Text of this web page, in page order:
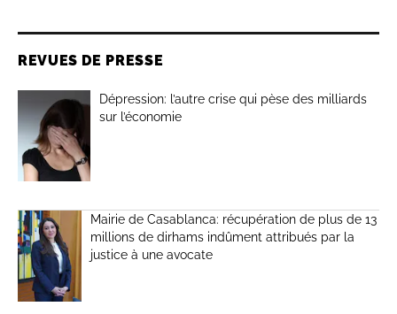
REVUES DE PRESSE
Dépression: l’autre crise qui pèse des milliards
sur l’économie
Mairie de Casablanca: récupération de plus de 13
millions de dirhams indûment attribués par la
justice à une avocate